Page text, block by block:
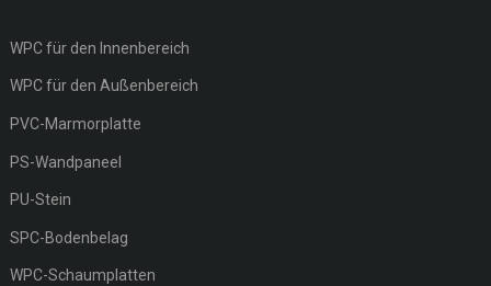
WPC für den Innenbereich
WPC für den Außenbereich
PVC-Marmorplatte
PS-Wandpaneel
PU-Stein
SPC-Bodenbelag
WPC-Schaumplatten